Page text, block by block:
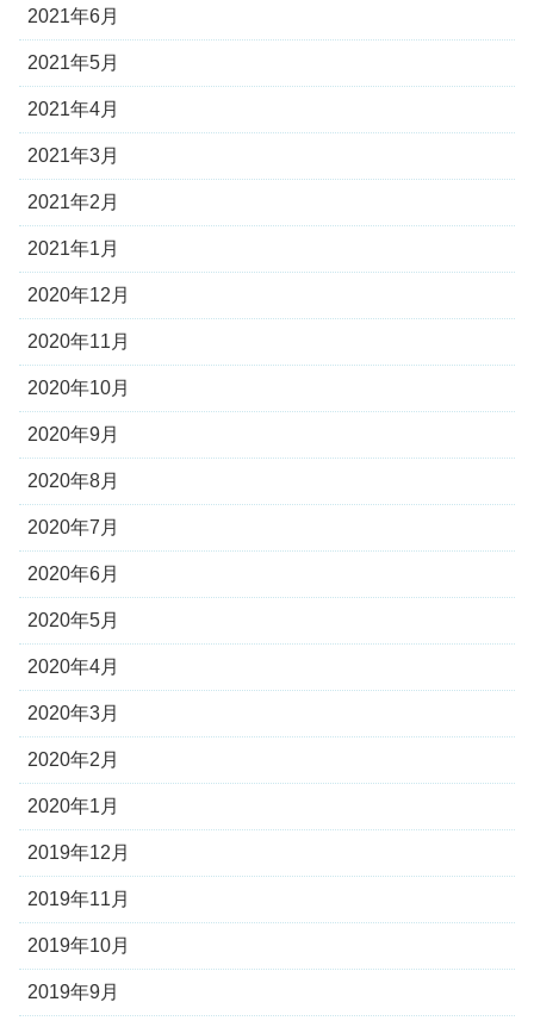
2021年6月
2021年5月
2021年4月
2021年3月
2021年2月
2021年1月
2020年12月
2020年11月
2020年10月
2020年9月
2020年8月
2020年7月
2020年6月
2020年5月
2020年4月
2020年3月
2020年2月
2020年1月
2019年12月
2019年11月
2019年10月
2019年9月